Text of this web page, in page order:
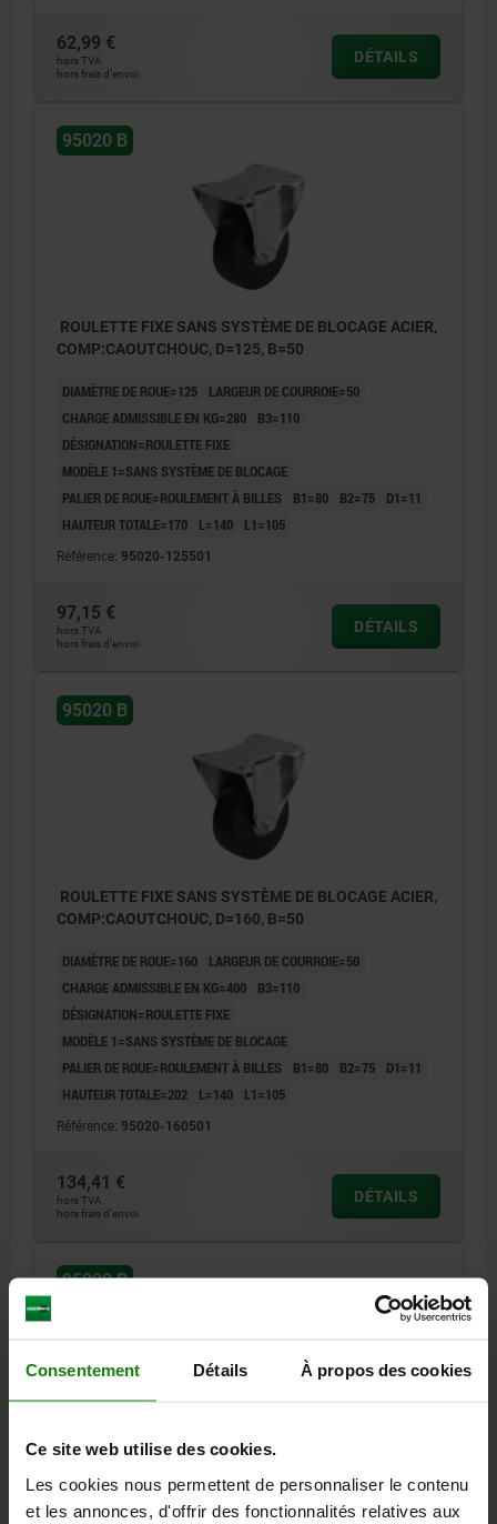
Consentement Détails À propos des cookies
Ce site web utilise des cookies.
Les cookies nous permettent de personnaliser le contenu
et les annonces, d'offrir des fonctionnalités relatives aux
62,99 €
hors TVA
hors frais d’envoi
DÉTAILS
95020 B
ROULETTE FIXE SANS SYSTÈME DE BLOCAGE ACIER,
COMP:CAOUTCHOUC, D=125, B=50
DIAMÈTRE DE ROUE=125
LARGEUR DE COURROIE=50
CHARGE ADMISSIBLE EN KG=280
B3=110
DÉSIGNATION=ROULETTE FIXE
MODÈLE 1=SANS SYSTÈME DE BLOCAGE
PALIER DE ROUE=ROULEMENT À BILLES
B1=80 B2=75
D1=11
HAUTEUR TOTALE=170
L=140 L1=105
Référence: 95020-125501
97,15 €
hors TVA
hors frais d’envoi
DÉTAILS
95020 B
ROULETTE FIXE SANS SYSTÈME DE BLOCAGE ACIER,
COMP:CAOUTCHOUC, D=160, B=50
DIAMÈTRE DE ROUE=160
LARGEUR DE COURROIE=50
CHARGE ADMISSIBLE EN KG=400
B3=110
DÉSIGNATION=ROULETTE FIXE
MODÈLE 1=SANS SYSTÈME DE BLOCAGE
PALIER DE ROUE=ROULEMENT À BILLES
B1=80 B2=75
D1=11
HAUTEUR TOTALE=202
L=140 L1=105
Référence: 95020-160501
134,41 €
hors TVA
hors frais d’envoi
DÉTAILS
95020 B
COMP:CAOUTCHOUC, D=200, B=50